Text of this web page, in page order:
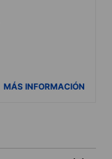
MÁS INFORMACIÓN